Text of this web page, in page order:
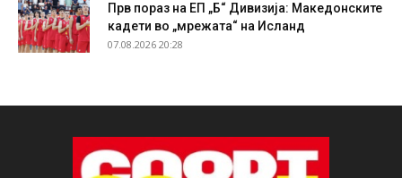
Прв пораз на ЕП „Б“ Дивизија: Македонските
кадети во „мрежата“ на Исланд
07.08.2026 20:28